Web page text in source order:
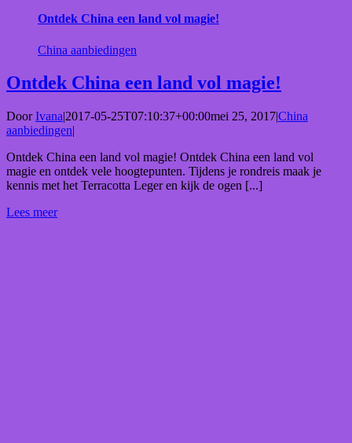
Ontdek China een land vol magie!
China aanbiedingen
Ontdek China een land vol magie!
DoorIvana|2017-05-25T07:10:37+00:00mei 25, 2017|China
aanbiedingen|
Ontdek China een land vol magie! Ontdek China een land vol
magie en ontdek vele hoogtepunten. Tijdens je rondreis maak je
kennis met het Terracotta Leger en kijk de ogen [...]
Lees meer